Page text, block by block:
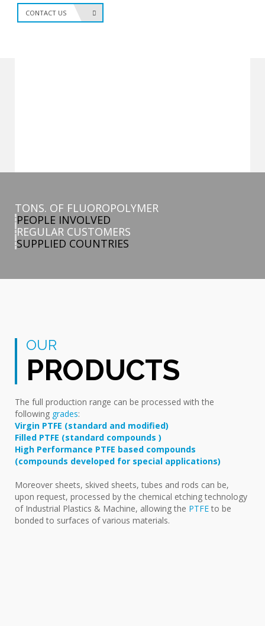
CONTACT US
TONS. OF FLUOROPOLYMER
PEOPLE INVOLVED
REGULAR CUSTOMERS
SUPPLIED COUNTRIES
OUR
PRODUCTS
The full production range can be processed with the
following grades:
Virgin PTFE (standard and modified)
Filled PTFE (standard compounds )
High Performance PTFE based compounds
(compounds developed for special applications)
Moreover sheets, skived sheets, tubes and rods can be,
upon request, processed by the chemical etching technology
of Industrial Plastics & Machine, allowing the PTFE to be
bonded to surfaces of various materials.